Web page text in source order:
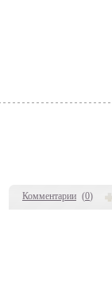
Комментарии (0)